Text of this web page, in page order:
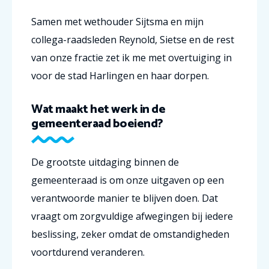
Samen met wethouder Sijtsma en mijn
collega-raadsleden Reynold, Sietse en de rest
van onze fractie zet ik me met overtuiging in
voor de stad Harlingen en haar dorpen.
Wat maakt het werk in de
gemeenteraad boeiend?
De grootste uitdaging binnen de
gemeenteraad is om onze uitgaven op een
verantwoorde manier te blijven doen. Dat
vraagt om zorgvuldige afwegingen bij iedere
beslissing, zeker omdat de omstandigheden
voortdurend veranderen.